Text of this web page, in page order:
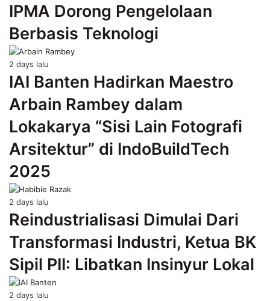
IPMA Dorong Pengelolaan
Berbasis Teknologi
2 days lalu
IAI Banten Hadirkan Maestro
Arbain Rambey dalam
Lokakarya “Sisi Lain Fotografi
Arsitektur” di IndoBuildTech
2025
2 days lalu
Reindustrialisasi Dimulai Dari
Transformasi Industri, Ketua BK
Sipil PII: Libatkan Insinyur Lokal
2 days lalu